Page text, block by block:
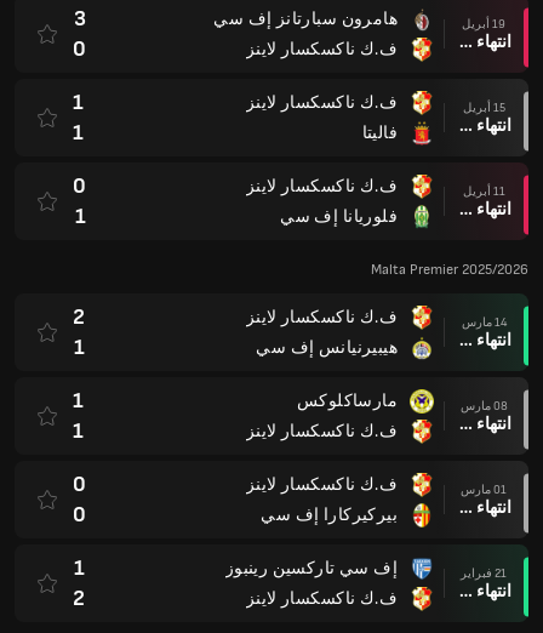
19 أبريل
انتهاء وقت المباراة
هامرون سبارتانز إف سي
ف.ك ناكسكسار لاينز
3
0
15 أبريل
انتهاء وقت المباراة
ف.ك ناكسكسار لاينز
فاليتا
1
1
11 أبريل
انتهاء وقت المباراة
ف.ك ناكسكسار لاينز
فلوريانا إف سي
0
1
Malta Premier 2025/2026
14 مارس
انتهاء وقت المباراة
ف.ك ناكسكسار لاينز
هيبيرنيانس إف سي
2
1
08 مارس
انتهاء وقت المباراة
مارساكلوكس
ف.ك ناكسكسار لاينز
1
1
01 مارس
انتهاء وقت المباراة
ف.ك ناكسكسار لاينز
بيركيركارا إف سي
0
0
21 فبراير
انتهاء وقت المباراة
إف سي تاركسين رينبوز
ف.ك ناكسكسار لاينز
1
2